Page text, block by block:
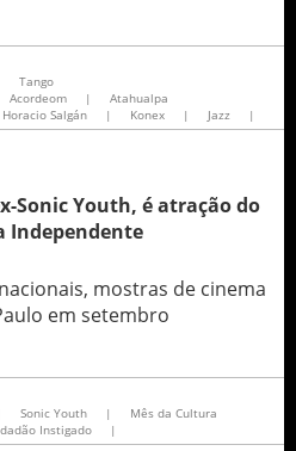
Tango
Acordeom |
Atahualpa
Horacio Salgán | Konex | Jazz |
Sonic Youth, é atração do
Independente
mostras de cinema
em setembro
Sonic Youth |
Mês da Cultura
Instigado |